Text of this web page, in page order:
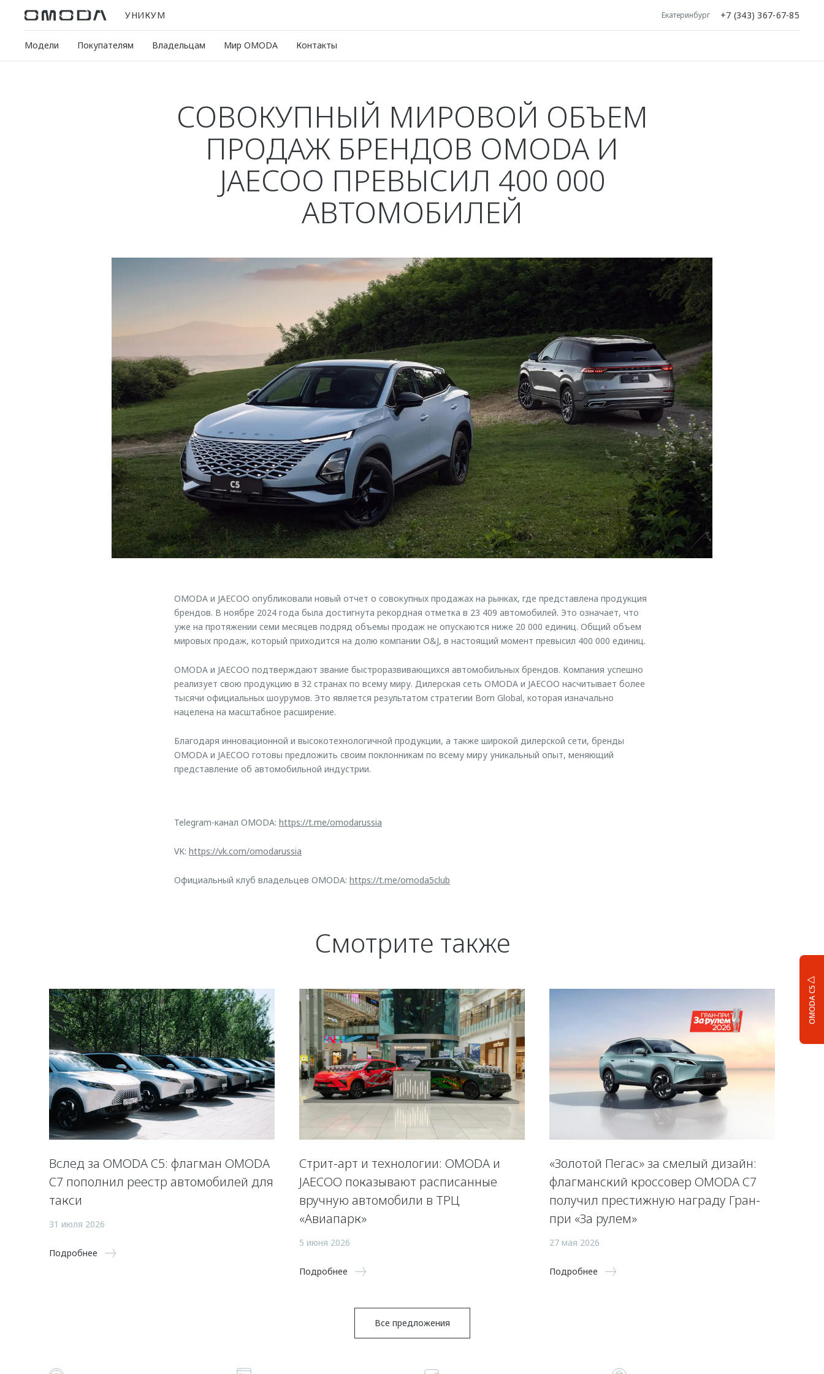
УНИКУМ Екатеринбург +7 (343) 367-67-85
Модели Покупателям Владельцам Мир OMODA Контакты
OMODA C5
СОВОКУПНЫЙ МИРОВОЙ ОБЪЕМ
ПРОДАЖ БРЕНДОВ OMODA И
JAECOO ПРЕВЫСИЛ 400 000
АВТОМОБИЛЕЙ
OMODA и JAECOO опубликовали новый отчет о совокупных продажах на рынках, где представлена продукция
брендов. В ноябре 2024 года была достигнута рекордная отметка в 23 409 автомобилей. Это означает, что
уже на протяжении семи месяцев подряд объемы продаж не опускаются ниже 20 000 единиц. Общий объем
мировых продаж, который приходится на долю компании O&J, в настоящий момент превысил 400 000 единиц.
OMODA и JAECOO подтверждают звание быстроразвивающихся автомобильных брендов. Компания успешно
реализует свою продукцию в 32 странах по всему миру. Дилерская сеть OMODA и JAECOO насчитывает более
тысячи официальных шоурумов. Это является результатом стратегии Born Global, которая изначально
нацелена на масштабное расширение.
Благодаря инновационной и высокотехнологичной продукции, а также широкой дилерской сети, бренды
OMODA и JAECOO готовы предложить своим поклонникам по всему миру уникальный опыт, меняющий
представление об автомобильной индустрии.
Telegram-канал OMODA: https://t.me/omodarussia
VK: https://vk.com/omodarussia
Официальный клуб владельцев OMODA: https://t.me/omoda5club
Смотрите также
Вслед за OMODA C5: флагман OMODA
C7 пополнил реестр автомобилей для
такси
31 июля 2026
Подробнее
Стрит-арт и технологии: OMODA и
JAECOO показывают расписанные
вручную автомобили в ТРЦ
«Авиапарк»
5 июня 2026
Подробнее
«Золотой Пегас» за смелый дизайн:
флагманский кроссовер OMODA C7
получил престижную награду Гран-
при «За рулем»
27 мая 2026
Подробнее
Все предложения